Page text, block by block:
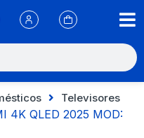
Televisores
4K QLED 2025 MOD: